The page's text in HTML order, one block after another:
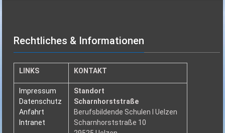
Rechtliches & Informationen
LINKS KONTAKT
Impressum
Datenschutz
Anfahrt
Intranet
Standort
Scharnhorststraße
Berufsbildende Schulen I Uelzen
Scharnhorststraße 10